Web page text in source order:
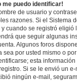
me puedo identificar!
de usuario y
razones. Si el Sistema
cuando se registró eligió
que seguir algunas
Algunos foros
sea por usted mismo o
esta información
Si se le envió un
ningún e-mail,